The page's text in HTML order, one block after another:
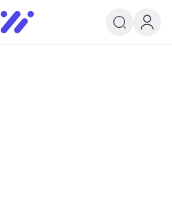
Infoedu
Ta&#039;lim xabarlari va